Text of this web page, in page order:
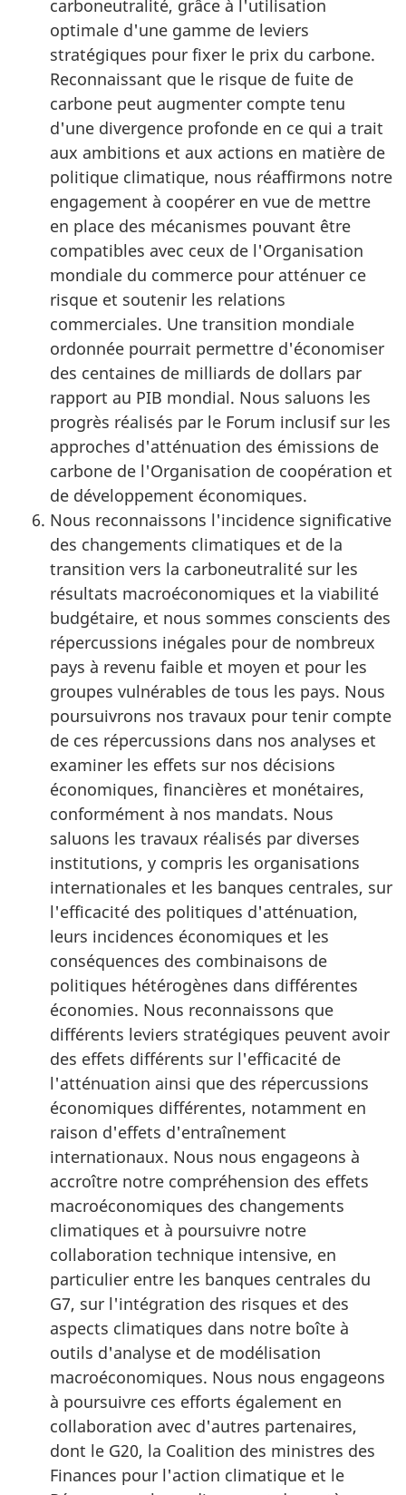
carboneutralité, grâce à l'utilisation
optimale d'une gamme de leviers
stratégiques pour fixer le prix du carbone.
Reconnaissant que le risque de fuite de
carbone peut augmenter compte tenu
d'une divergence profonde en ce qui a trait
aux ambitions et aux actions en matière de
politique climatique, nous réaffirmons notre
engagement à coopérer en vue de mettre
en place des mécanismes pouvant être
compatibles avec ceux de l'Organisation
mondiale du commerce pour atténuer ce
risque et soutenir les relations
commerciales. Une transition mondiale
ordonnée pourrait permettre d'économiser
des centaines de milliards de dollars par
rapport au PIB mondial. Nous saluons les
progrès réalisés par le Forum inclusif sur les
approches d'atténuation des émissions de
carbone de l'Organisation de coopération et
de développement économiques.
Nous reconnaissons l'incidence significative
des changements climatiques et de la
transition vers la carboneutralité sur les
résultats macroéconomiques et la viabilité
budgétaire, et nous sommes conscients des
répercussions inégales pour de nombreux
pays à revenu faible et moyen et pour les
groupes vulnérables de tous les pays. Nous
poursuivrons nos travaux pour tenir compte
de ces répercussions dans nos analyses et
examiner les effets sur nos décisions
économiques, financières et monétaires,
conformément à nos mandats. Nous
saluons les travaux réalisés par diverses
institutions, y compris les organisations
internationales et les banques centrales, sur
l'efficacité des politiques d'atténuation,
leurs incidences économiques et les
conséquences des combinaisons de
politiques hétérogènes dans différentes
économies. Nous reconnaissons que
différents leviers stratégiques peuvent avoir
des effets différents sur l'efficacité de
l'atténuation ainsi que des répercussions
économiques différentes, notamment en
raison d'effets d'entraînement
internationaux. Nous nous engageons à
accroître notre compréhension des effets
macroéconomiques des changements
climatiques et à poursuivre notre
collaboration technique intensive, en
particulier entre les banques centrales du
G7, sur l'intégration des risques et des
aspects climatiques dans notre boîte à
outils d'analyse et de modélisation
macroéconomiques. Nous nous engageons
à poursuivre ces efforts également en
collaboration avec d'autres partenaires,
dont le G20, la Coalition des ministres des
Finances pour l'action climatique et le